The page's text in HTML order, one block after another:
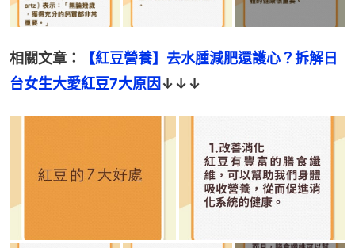
相關文章：
【紅豆營養】去水腫減肥還護心？拆解日
台女生大愛紅豆7大原因 ↓↓↓